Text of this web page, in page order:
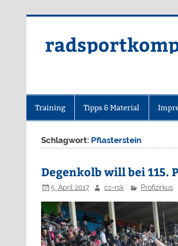
Training Tipps & Material
Schlagwort: Pflasterstein
Degenkolb will bei 115.
5. April 2017 cs-rsk Profizirkus